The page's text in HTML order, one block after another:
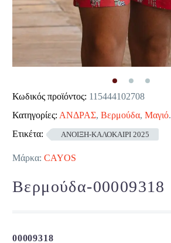
Κωδικός προϊόντος: 115444102708
Κατηγορίες: ΑΝΔΡΑΣ, Βερμούδα, Μαγιό.
Ετικέτα:
ΑΝΟΙΞΗ-ΚΑΛΟΚΑΙΡΙ 2025
Μάρκα: CAYOS
Βερμούδα-00009318
00009318